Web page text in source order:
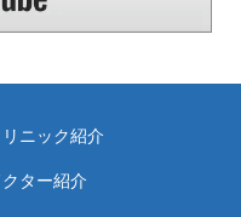
リニック紹介
クター紹介